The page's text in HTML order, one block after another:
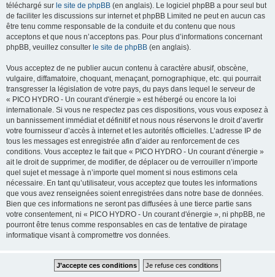
téléchargé sur le site de phpBB (en anglais). Le logiciel phpBB a pour seul but
de faciliter les discussions sur internet et phpBB Limited ne peut en aucun cas
être tenu comme responsable de la conduite et du contenu que nous
acceptons et que nous n’acceptons pas. Pour plus d’informations concernant
phpBB, veuillez consulter le site de phpBB (en anglais).
Vous acceptez de ne publier aucun contenu à caractère abusif, obscène,
vulgaire, diffamatoire, choquant, menaçant, pornographique, etc. qui pourrait
transgresser la législation de votre pays, du pays dans lequel le serveur de
« PICO HYDRO - Un courant d'énergie » est hébergé ou encore la loi
internationale. Si vous ne respectez pas ces dispositions, vous vous exposez à
un bannissement immédiat et définitif et nous nous réservons le droit d’avertir
votre fournisseur d’accès à internet et les autorités officielles. L’adresse IP de
tous les messages est enregistrée afin d’aider au renforcement de ces
conditions. Vous acceptez le fait que « PICO HYDRO - Un courant d'énergie »
ait le droit de supprimer, de modifier, de déplacer ou de verrouiller n’importe
quel sujet et message à n’importe quel moment si nous estimons cela
nécessaire. En tant qu’utilisateur, vous acceptez que toutes les informations
que vous avez renseignées soient enregistrées dans notre base de données.
Bien que ces informations ne seront pas diffusées à une tierce partie sans
votre consentement, ni « PICO HYDRO - Un courant d'énergie », ni phpBB, ne
pourront être tenus comme responsables en cas de tentative de piratage
informatique visant à compromettre vos données.